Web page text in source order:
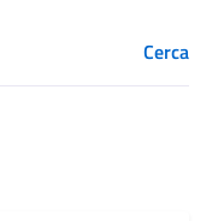
Cerca